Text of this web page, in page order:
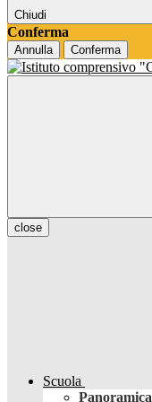
Chiudi
Conferma
Annulla Conferma
close
Scuola
Panoramica